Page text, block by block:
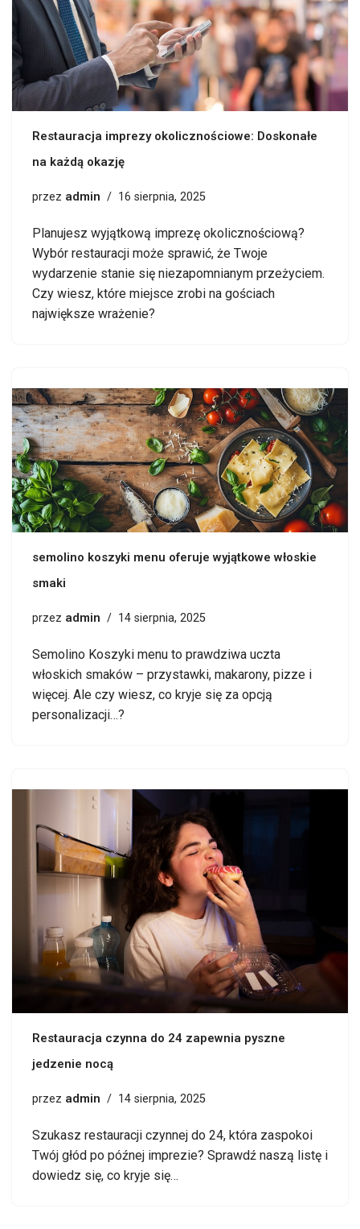
Restauracja imprezy okolicznościowe: Doskonałe
na każdą okazję
przez admin 16 sierpnia, 2025
Planujesz wyjątkową imprezę okolicznościową?
Wybór restauracji może sprawić, że Twoje
wydarzenie stanie się niezapomnianym przeżyciem.
Czy wiesz, które miejsce zrobi na gościach
największe wrażenie?
semolino koszyki menu oferuje wyjątkowe włoskie
smaki
przez admin 14 sierpnia, 2025
Semolino Koszyki menu to prawdziwa uczta
włoskich smaków – przystawki, makarony, pizze i
więcej. Ale czy wiesz, co kryje się za opcją
personalizacji…?
Restauracja czynna do 24 zapewnia pyszne
jedzenie nocą
przez admin 14 sierpnia, 2025
Szukasz restauracji czynnej do 24, która zaspokoi
Twój głód po późnej imprezie? Sprawdź naszą listę i
dowiedz się, co kryje się…